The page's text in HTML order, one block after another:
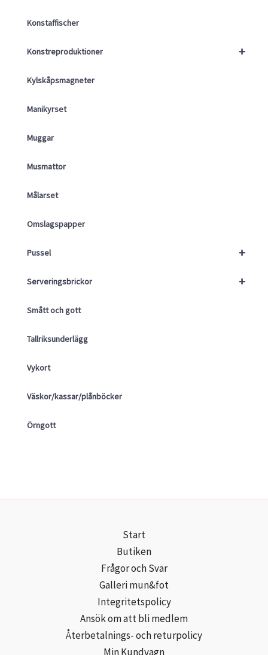
Konstaffischer
+
Konstreproduktioner
Kylskåpsmagneter
Manikyrset
Muggar
Musmattor
Målarset
Omslagspapper
+
Pussel
+
Serveringsbrickor
Smått och gott
Tallriksunderlägg
Vykort
Väskor/kassar/plånböcker
Örngott
Start
Butiken
Frågor och Svar
Galleri mun&fot
Integritetspolicy
Ansök om att bli medlem
Återbetalnings- och returpolicy
Min Kundvagn